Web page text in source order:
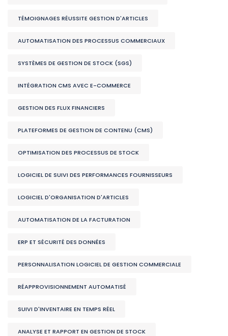
TÉMOIGNAGES RÉUSSITE GESTION D'ARTICLES
AUTOMATISATION DES PROCESSUS COMMERCIAUX
SYSTÈMES DE GESTION DE STOCK (SGS)
INTÉGRATION CMS AVEC E-COMMERCE
GESTION DES FLUX FINANCIERS
PLATEFORMES DE GESTION DE CONTENU (CMS)
OPTIMISATION DES PROCESSUS DE STOCK
LOGICIEL DE SUIVI DES PERFORMANCES FOURNISSEURS
LOGICIEL D'ORGANISATION D'ARTICLES
AUTOMATISATION DE LA FACTURATION
ERP ET SÉCURITÉ DES DONNÉES
PERSONNALISATION LOGICIEL DE GESTION COMMERCIALE
RÉAPPROVISIONNEMENT AUTOMATISÉ
SUIVI D'INVENTAIRE EN TEMPS RÉEL
ANALYSE ET RAPPORT EN GESTION DE STOCK